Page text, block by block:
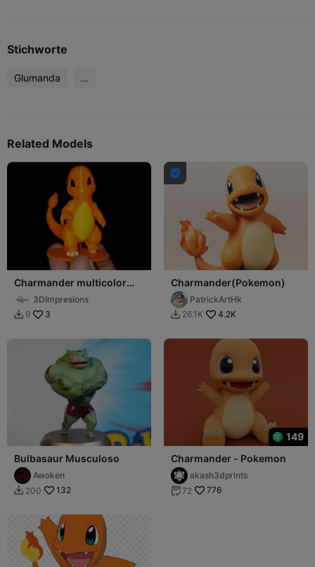
Stichworte
Glumanda ...
Related Models
Charmander multicolor
Estilo Realista con Base
3DImpresions
 9 3

Charmander(Pokemon)
PatrickArtHk
 26.1K 4.2K
Bulbasaur Musculoso
Awoken
 200 132
149
Charmander - Pokemon
akash3dprints
 72 776